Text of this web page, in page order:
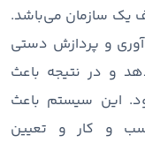
یک سازمان می‌باشد.
آوری و پردازش دستی
و در نتیجه باعث
این سیستم باعث
و کار و تعیین